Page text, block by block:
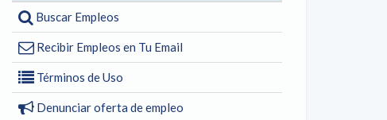
Buscar Empleos
Recibir Empleos en Tu Email
Términos de Uso
Denunciar oferta de empleo